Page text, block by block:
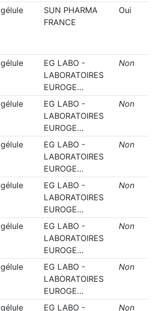
gélule
SUN PHARMA
FRANCE
Oui
gélule
EG LABO -
LABORATOIRES
EUROGE…
Non
gélule
EG LABO -
LABORATOIRES
EUROGE…
Non
gélule
EG LABO -
LABORATOIRES
EUROGE…
Non
gélule
EG LABO -
LABORATOIRES
EUROGE…
Non
gélule
EG LABO -
LABORATOIRES
EUROGE…
Non
gélule
EG LABO -
LABORATOIRES
EUROGE…
Non
gélule EG LABO - Non